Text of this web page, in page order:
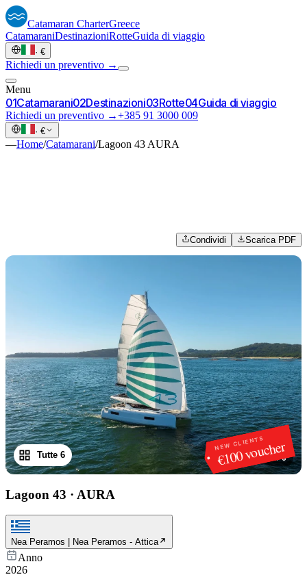
Catamaran CharterGreece
CatamaraniDestinazioniRotteGuida di viaggio
· €
Richiedi un preventivo →
Menu
01Catamarani02Destinazioni03Rotte04Guida di viaggio
Richiedi un preventivo →+385 91 3000 009
· €
—Home/Catamarani/Lagoon 43 AURA
Condividi Scarica PDF
NEW CLIENTS
€100 voucher
1 /6
Tutte 6
Lagoon 43 · AURA
Nea Peramos | Nea Peramos - Attica
Anno
2026